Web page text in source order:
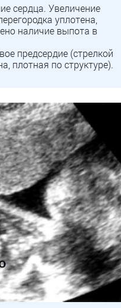
сердца. Увеличение
уплотена,
наличие выпота в
предсердие (стрелкой
плотная по структуре).